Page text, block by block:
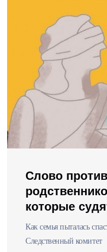
Слово
которые
Как семья пыталась
Следственный комитет